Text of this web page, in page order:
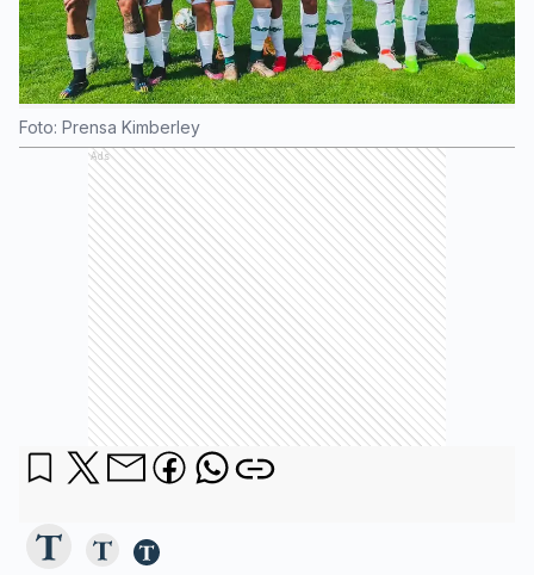
Foto: Prensa Kimberley
Ads